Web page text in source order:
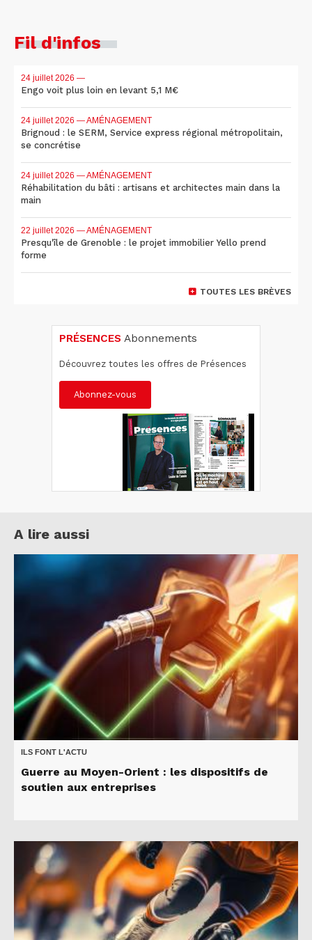
Fil d'infos
24 juillet 2026 —
Engo voit plus loin en levant 5,1 M€
24 juillet 2026 — AMÉNAGEMENT
Brignoud : le SERM, Service express régional métropolitain,
se concrétise
24 juillet 2026 — AMÉNAGEMENT
Réhabilitation du bâti : artisans et architectes main dans la
main
22 juillet 2026 — AMÉNAGEMENT
Presqu'île de Grenoble : le projet immobilier Yello prend
forme
TOUTES LES BRÈVES
PRÉSENCES Abonnements
Découvrez toutes les offres de Présences
Abonnez-vous
A lire aussi
ILS FONT L'ACTU
Guerre au Moyen-Orient : les dispositifs de
soutien aux entreprises